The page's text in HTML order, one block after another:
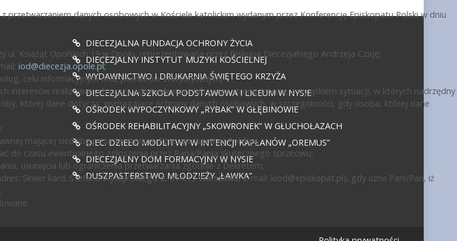
DIECEZJALNA FUNDACJA OCHRONY ŻYCIA
DIECEZJALNY INSTYTUT MUZYKI KOŚCIELNEJ
WYDAWNICTWO I DRUKARNIA ŚWIĘTEGO KRZYŻA
DIECEZJALNA SZKOŁA PODSTAWOWA I LICEUM W NYSIE
OŚRODEK WYPOCZYNKOWY „RYBAK” W GŁĘBINOWIE
OŚRODEK REHABILITACYJNY „SKOWRONEK” W GŁUCHOŁAZACH
DIEC. DZIEŁO MODLITWY W INTENCJI KAPŁANÓW „OREMUS”
DIECEZJALNY DOM FORMACYJNY W NYSIE
DUSZPASTERSTWO MŁODZIEŻY „ŁAWKA”
danych osobowych w Kościele katolickim wydanym przez Konferencję Episkopatu Polski w dniu
Książąt Opolskich 19 w Opolu, reprezentowana przez Biskupa Diecezjalnego Andrzeja Czaję;
iod@diecezja.opole.pl;
celu informacyjnym oraz pomiarów statystycznych;
interesów realizowanych przez administratora lub przez stronę trzecią, z wyjątkiem sytuacji, w których nadrzędny
której dane dotyczą, wymagające ochrony danych osobowych, w szczególności, gdy osoba, której dane
mającej siedzibę poza terytorium Rzeczypospolitej Polskiej;
czasu ewentualnego zgłoszenia przez Pana/Panią skutecznego sprzeciwu;
usunięcia lub ograniczenia przetwarzania zgodnie z Dekretem;
Skwer kard. Stefana Wyszyńskiego 6, 01-015 Warszawa, e-mail: kiod@episkopat.pl), gdy uzna Pani/Pan, iż